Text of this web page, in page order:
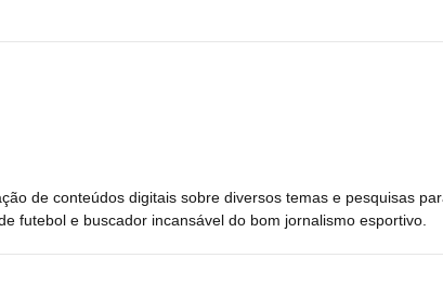
de conteúdos digitais sobre diversos temas e pesquisas
futebol e buscador incansável do bom jornalismo esportivo.